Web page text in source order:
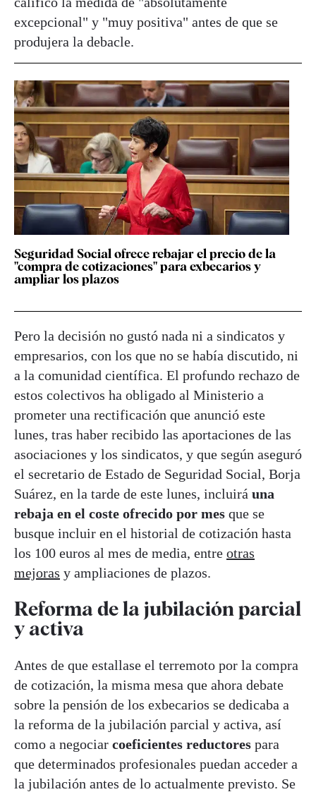
excepcional" y "muy positiva" antes de que se
produjera la debacle.
Seguridad Social ofrece rebajar el precio de la
"compra de cotizaciones" para exbecarios y
ampliar los plazos
Pero la decisión no gustó nada ni a sindicatos y
empresarios, con los que no se había discutido, ni
a la comunidad científica. El profundo rechazo de
estos colectivos ha obligado al Ministerio a
prometer una rectificación que anunció este
lunes, tras haber recibido las aportaciones de las
asociaciones y los sindicatos, y que según aseguró
el secretario de Estado de Seguridad Social, Borja
Suárez, en la tarde de este lunes, incluirá una
rebaja en el coste ofrecido por mes que se
busque incluir en el historial de cotización hasta
los 100 euros al mes de media, entre otras
mejoras y ampliaciones de plazos.
Reforma de la jubilación parcial
y activa
Antes de que estallase el terremoto por la compra
de cotización, la misma mesa que ahora debate
sobre la pensión de los exbecarios se dedicaba a
la reforma de la jubilación parcial y activa, así
como a negociar coeficientes reductores para
que determinados profesionales puedan acceder a
la jubilación antes de lo actualmente previsto. Se